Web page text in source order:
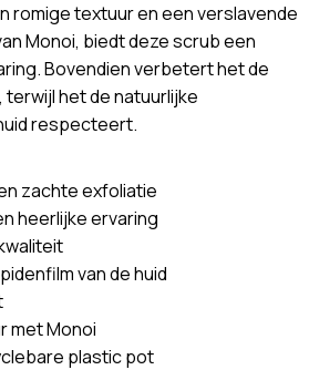
romige textuur en een verslavende
Monoi, biedt deze scrub een
Bovendien verbetert het de
terwijl het de natuurlijke
respecteert.
zachte exfoliatie
heerlijke ervaring
van de huid
met Monoi
plastic pot